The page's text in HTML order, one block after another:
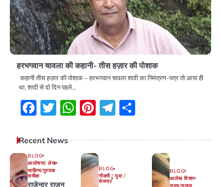
हरभगवान चावला की कहानी- तीस हज़ार की पोशाक
कहानी तीस हज़ार की पोशाक – हरभगवान चावला शादी का निमंत्रण-पत्र तो आया ही
था, शादी से दो दिन पहले…
Facebook
Twitter
WhatsApp
Pinterest
Telegram
Recent News
BLOG
आलोचना/ लेख
साहित्य/पुस्तक
समीक्षा
राजेन्द्र राजन
BLOG
नौकरी / युवा /
रोजगार
BLOG
आलेख विचार
समय/समाज